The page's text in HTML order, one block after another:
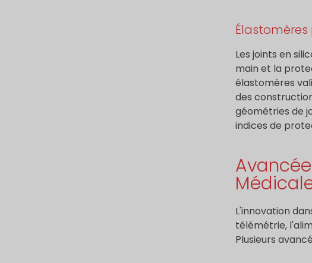
Les joints en
main et la
élastomères
des
géométries de
indices de
L'innovation
télémétrie,
Plusieurs